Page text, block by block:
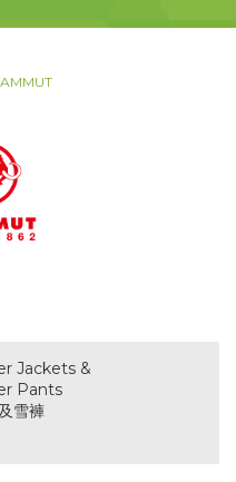
Jackets &
Pants
雪褲